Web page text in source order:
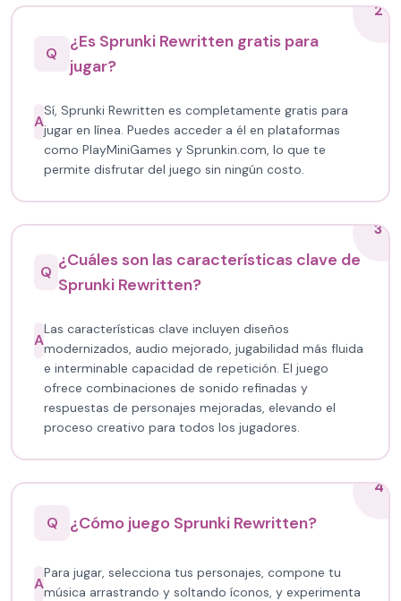
2
Q
¿Es Sprunki Rewritten gratis para
jugar?
A
Sí, Sprunki Rewritten es completamente gratis para
jugar en línea. Puedes acceder a él en plataformas
como PlayMiniGames y Sprunkin.com, lo que te
permite disfrutar del juego sin ningún costo.
3
Q
¿Cuáles son las características clave de
Sprunki Rewritten?
A
Las características clave incluyen diseños
modernizados, audio mejorado, jugabilidad más fluida
e interminable capacidad de repetición. El juego
ofrece combinaciones de sonido refinadas y
respuestas de personajes mejoradas, elevando el
proceso creativo para todos los jugadores.
4
Q
¿Cómo juego Sprunki Rewritten?
A
Para jugar, selecciona tus personajes, compone tu
música arrastrando y soltando íconos, y experimenta